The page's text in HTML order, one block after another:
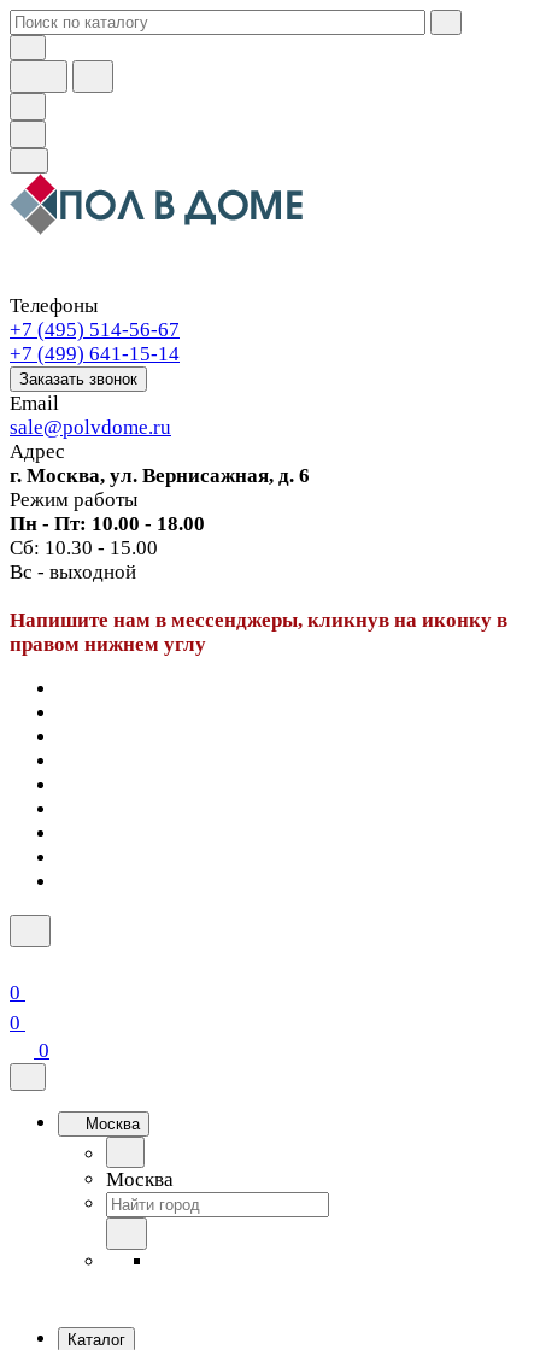
Телефоны
+7 (495) 514-56-67
+7 (499) 641-15-14
Заказать звонок
Email
sale@polvdome.ru
Адрес
г. Москва, ул. Вернисажная, д. 6
Режим работы
Пн - Пт: 10.00 - 18.00
Сб: 10.30 - 15.00
Вс - выходной
Напишите нам в мессенджеры, кликнув на иконку в
правом нижнем углу
0
0
0
Москва
Москва
Каталог